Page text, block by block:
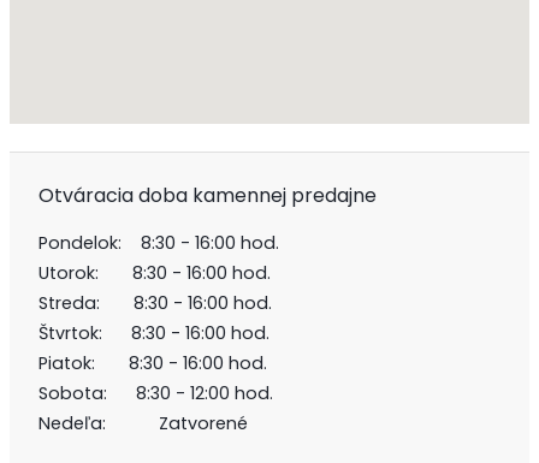
Otváracia doba kamennej predajne
Pondelok: 8:30 - 16:00 hod.
Utorok: 8:30 - 16:00 hod.
Streda: 8:30 - 16:00 hod.
Štvrtok: 8:30 - 16:00 hod.
Piatok: 8:30 - 16:00 hod.
Sobota: 8:30 - 12:00 hod.
Nedeľa: Zatvorené